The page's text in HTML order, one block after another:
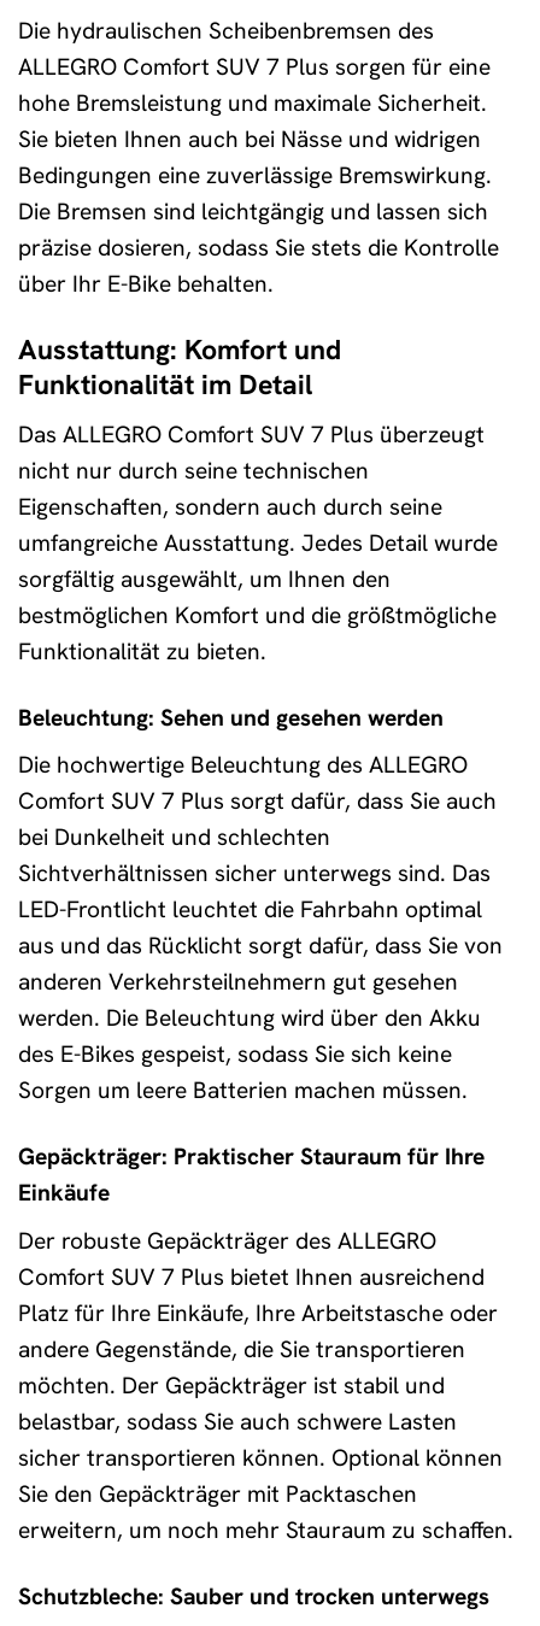
Die hydraulischen Scheibenbremsen des
ALLEGRO Comfort SUV 7 Plus sorgen für eine
hohe Bremsleistung und maximale Sicherheit.
Sie bieten Ihnen auch bei Nässe und widrigen
Bedingungen eine zuverlässige Bremswirkung.
Die Bremsen sind leichtgängig und lassen sich
präzise dosieren, sodass Sie stets die Kontrolle
über Ihr E-Bike behalten.
Ausstattung: Komfort und
Funktionalität im Detail
Das ALLEGRO Comfort SUV 7 Plus überzeugt
nicht nur durch seine technischen
Eigenschaften, sondern auch durch seine
umfangreiche Ausstattung. Jedes Detail wurde
sorgfältig ausgewählt, um Ihnen den
bestmöglichen Komfort und die größtmögliche
Funktionalität zu bieten.
Beleuchtung: Sehen und gesehen werden
Die hochwertige Beleuchtung des ALLEGRO
Comfort SUV 7 Plus sorgt dafür, dass Sie auch
bei Dunkelheit und schlechten
Sichtverhältnissen sicher unterwegs sind. Das
LED-Frontlicht leuchtet die Fahrbahn optimal
aus und das Rücklicht sorgt dafür, dass Sie von
anderen Verkehrsteilnehmern gut gesehen
werden. Die Beleuchtung wird über den Akku
des E-Bikes gespeist, sodass Sie sich keine
Sorgen um leere Batterien machen müssen.
Gepäckträger: Praktischer Stauraum für Ihre
Einkäufe
Der robuste Gepäckträger des ALLEGRO
Comfort SUV 7 Plus bietet Ihnen ausreichend
Platz für Ihre Einkäufe, Ihre Arbeitstasche oder
andere Gegenstände, die Sie transportieren
möchten. Der Gepäckträger ist stabil und
belastbar, sodass Sie auch schwere Lasten
sicher transportieren können. Optional können
Sie den Gepäckträger mit Packtaschen
erweitern, um noch mehr Stauraum zu schaffen.
Schutzbleche: Sauber und trocken unterwegs